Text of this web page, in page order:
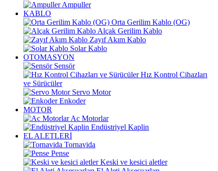
Ampuller
KABLO
Orta Gerilim Kablo (OG)
Alçak Gerilim Kablo
Zayıf Akım Kablo
Solar Kablo
OTOMASYON
Sensör
Hız Kontrol Cihazları
ve Sürücüler
Servo Motor
Enkoder
MOTOR
Ac Motorlar
Endüstriyel Kaplin
EL ALETLERİ
Tornavida
Pense
Keski ve kesici aletler